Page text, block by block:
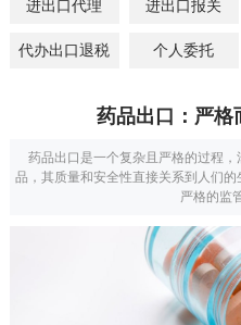
进出口代理 进出口报关
代办出口退税 个人委托
药品出口：严格
药品出口是一个复杂且严格的过程
品，其质量和安全性直接关系到人们
严格的监